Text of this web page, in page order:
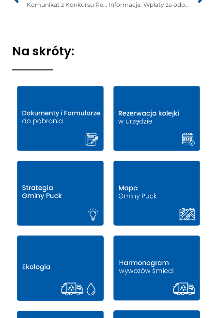
Komunikat z Konkursu Recytatorskiego Poezji Polskiej w Strzelnie ? 09.03.2016 Informacja: Wpłaty za odpady komunalne, podatek rolny i podatek od nieruchomości
Na skróty: